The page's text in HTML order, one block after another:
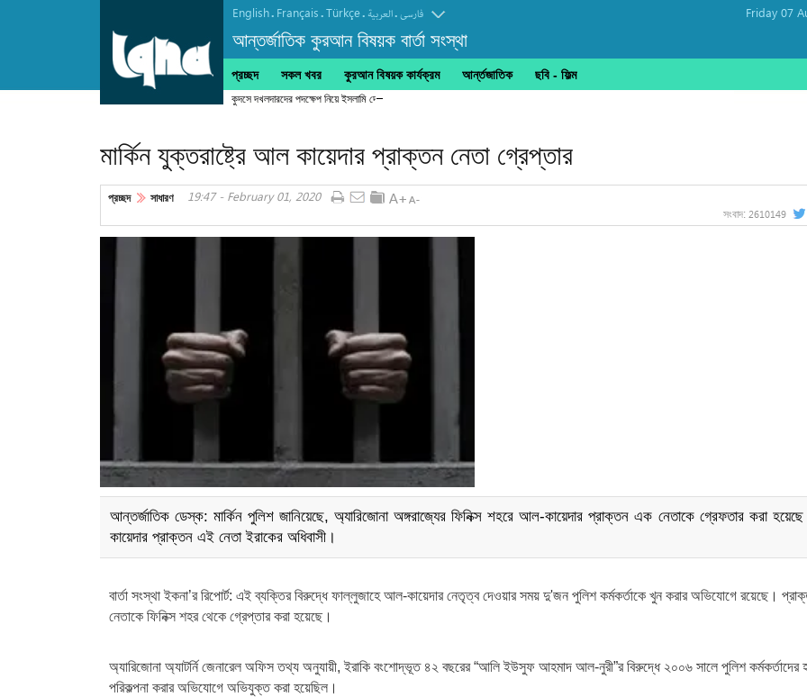
English. Français.Türkçe. العربیة.فارسی
আন্তর্জাতিক কুরআন বিষয়ক বার্তা সংস্থা
Friday 07
প্রচ্ছদ সকল খবর কুরআন বিষয়ক কার্যক্রম আর্ন্তজাতিক ছবি‎ - ফিল্ম
কুদসে দখলদারদের পদক্ষেপ নিয়ে ইসলামি দেশগুলোর সতর্কবার্তা
মার্কিন যুক্তরাষ্ট্রে আল কায়েদার প্রাক্তন নেতা গ্রেপ্তার
প্রচ্ছদ সাধারণ 19:47 - February 01, 2020
সংবাদ: 2610149
আন্তর্জাতিক ডেস্ক: মার্কিন পুলিশ জানিয়েছে, অ্যারিজোনা অঙ্গরাজ্যের ফিনিক্স শহরে আল-কায়েদার প্রাক্তন এক নেতাকে গ্রেফতার করা
কায়েদার প্রাক্তন এই নেতা ইরাকের অধিবাসী।
বার্তা সংস্থা ইকনা’র রিপোর্ট: এই ব্যক্তির বিরুদ্ধে ফাল্লুজাহে আল-কায়েদার নেতৃত্ব দেওয়ার সময় দু'জন পুলিশ কর্মকর্তাকে খুন করার অভিযোগে রয়েছে।
নেতাকে ফিনিক্স শহর থেকে গ্রেপ্তার করা হয়েছে।
অ্যারিজোনা অ্যাটর্নি জেনারেল অফিস তথ্য অনুযায়ী, ইরাকি বংশোদ্ভূত ৪২ বছরের “আলি ইউসুফ আহমাদ আল-নুরী”র বিরুদ্ধে ২০০৬ সালে পুলিশ কর্মকর্তাদের
পরিকল্পনা করার অভিযোগে অভিযুক্ত করা হয়েছিল।